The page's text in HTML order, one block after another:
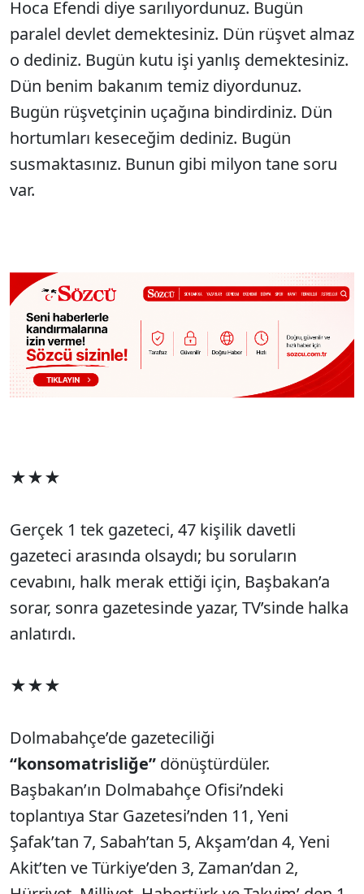
Hoca Efendi diye sarılıyordunuz. Bugün
paralel devlet demektesiniz. Dün rüşvet almaz
o dediniz. Bugün kutu işi yanlış demektesiniz.
Dün benim bakanım temiz diyordunuz.
Bugün rüşvetçinin uçağına bindirdiniz. Dün
hortumları keseceğim dediniz. Bugün
susmaktasınız. Bunun gibi milyon tane soru
var.
★★★
Gerçek 1 tek gazeteci, 47 kişilik davetli
gazeteci arasında olsaydı; bu soruların
cevabını, halk merak ettiği için, Başbakan’a
sorar, sonra gazetesinde yazar, TV’sinde halka
anlatırdı.
★★★
Dolmabahçe’de gazeteciliği
“konsomatrisliğe” dönüştürdüler.
Başbakan’ın Dolmabahçe Ofisi’ndeki
toplantıya Star Gazetesi’nden 11, Yeni
Şafak’tan 7, Sabah’tan 5, Akşam’dan 4, Yeni
Akit’ten ve Türkiye’den 3, Zaman’dan 2,